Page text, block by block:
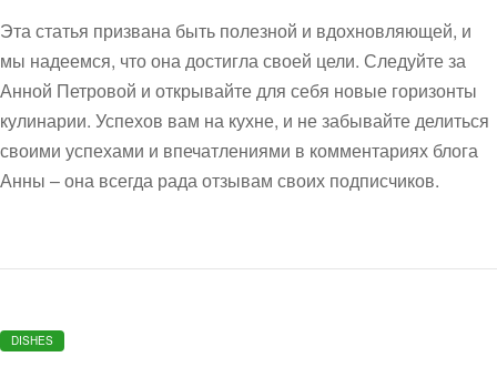
Эта статья призвана быть полезной и вдохновляющей, и
мы надеемся, что она достигла своей цели. Следуйте за
Анной Петровой и открывайте для себя новые горизонты
кулинарии. Успехов вам на кухне, и не забывайте делиться
своими успехами и впечатлениями в комментариях блога
Анны – она всегда рада отзывам своих подписчиков.
DISHES